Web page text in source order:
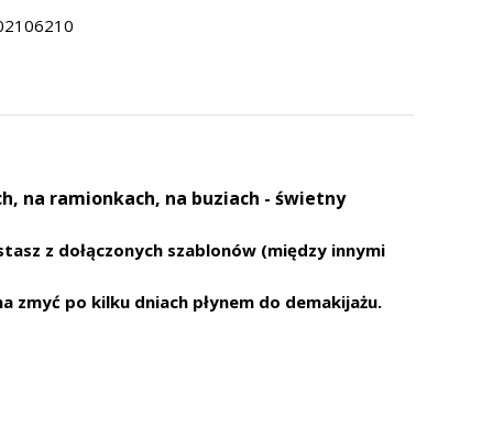
na ramionkach, na buziach - świetny
z dołączonych szablonów (między innymi
po kilku dniach płynem do demakijażu.